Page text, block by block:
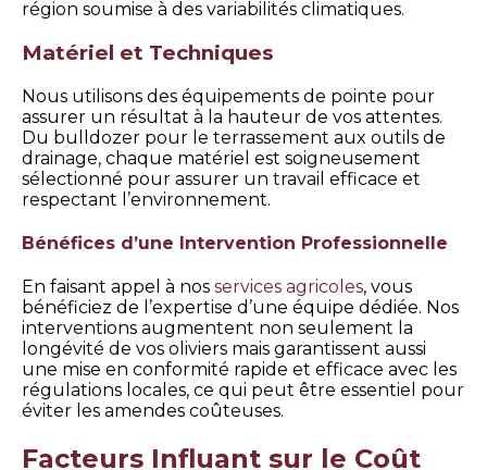
région soumise à des variabilités climatiques.
Matériel et Techniques
Nous utilisons des équipements de pointe pour
assurer un résultat à la hauteur de vos attentes.
Du bulldozer pour le terrassement aux outils de
drainage, chaque matériel est soigneusement
sélectionné pour assurer un travail efficace et
respectant l’environnement.
Bénéfices d’une Intervention Professionnelle
En faisant appel à nos services agricoles, vous
bénéficiez de l’expertise d’une équipe dédiée. Nos
interventions augmentent non seulement la
longévité de vos oliviers mais garantissent aussi
une mise en conformité rapide et efficace avec les
régulations locales, ce qui peut être essentiel pour
éviter les amendes coûteuses.
Facteurs Influant sur le Coût